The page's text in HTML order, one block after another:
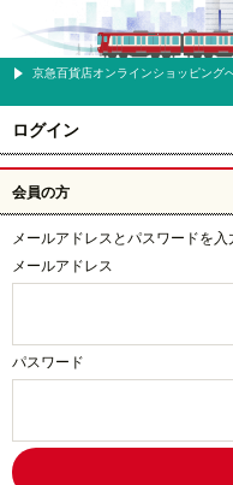
京急百貨店オンラインショッピング
ログイン
会員の方
メールアドレスとパスワードを入
メールアドレス
パスワード